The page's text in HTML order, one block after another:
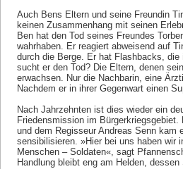
Auch Bens Eltern und seine Freundin
keinen Zusammenhang mit seinen
Ben hat den Tod seines Freundes
wahrhaben. Er reagiert abweisend auf
durch die Berge. Er hat Flashbacks,
sucht er den Tod? Die Eltern, denen
erwachsen. Nur die Nachbarin, eine
Nachdem er in ihrer Gegenwart einen
Nach Jahrzehnten ist dies wieder ein
Friedensmission im
und dem Regisseur Andreas Senn kam
sensibilisieren. »Hier bei uns haben wir
Menschen – Soldaten«, sagt
Handlung bleibt eng am Helden, dessen